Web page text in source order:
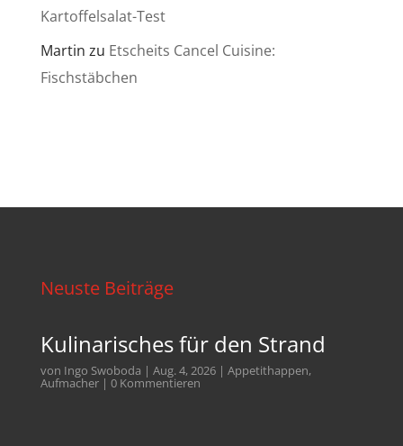
Kartoffelsalat-Test
Martin zu Etscheits Cancel Cuisine:
Fischstäbchen
Neuste Beiträge
Kulinarisches für den Strand
von Ingo Swoboda | Aug. 4, 2026| Appetithappen,
Aufmacher| 0 Kommentieren